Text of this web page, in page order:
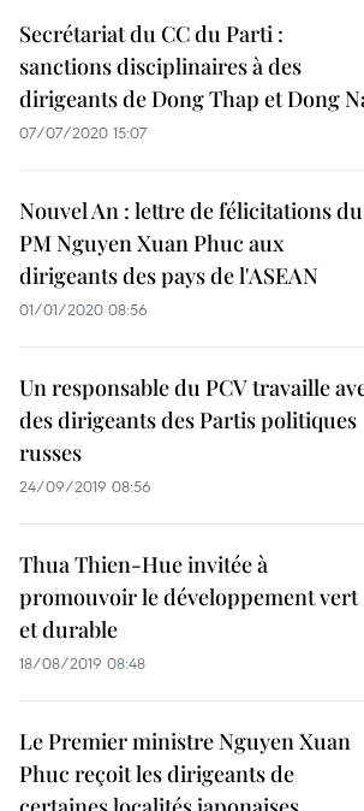
Secrétariat du CC du Parti :
sanctions disciplinaires à des
dirigeants de Dong Thap et Dong
07/07/2020 15:07
Nouvel An : lettre de félicitations du
PM Nguyen Xuan Phuc aux
dirigeants des pays de l'ASEAN
01/01/2020 08:56
Un responsable du PCV travaille
des dirigeants des Partis politiques
russes
24/09/2019 08:56
Thua Thien-Hue invitée à
promouvoir le développement vert
et durable
18/08/2019 08:48
Le Premier ministre Nguyen Xuan
Phuc reçoit les dirigeants de